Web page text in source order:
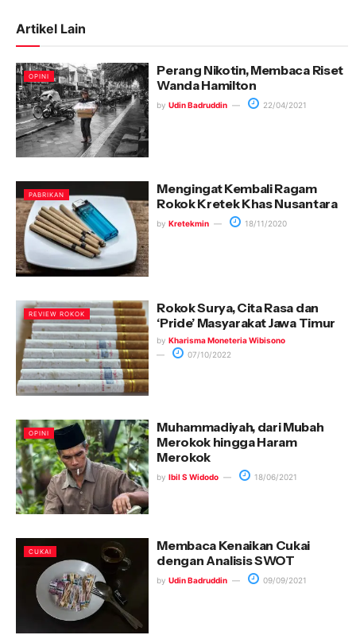
Artikel Lain
OPINI
Perang Nikotin, Membaca Riset
Wanda Hamilton
by Udin Badruddin 22/04/2021
PABRIKAN
Mengingat Kembali Ragam
Rokok Kretek Khas Nusantara
by Kretekmin 18/11/2020
REVIEW ROKOK
Rokok Surya, Cita Rasa dan
‘Pride’ Masyarakat Jawa Timur
by Kharisma Moneteria Wibisono
07/10/2022
OPINI
Muhammadiyah, dari Mubah
Merokok hingga Haram
Merokok
by Ibil S Widodo 18/06/2021
CUKAI
Membaca Kenaikan Cukai
dengan Analisis SWOT
by Udin Badruddin 09/09/2021